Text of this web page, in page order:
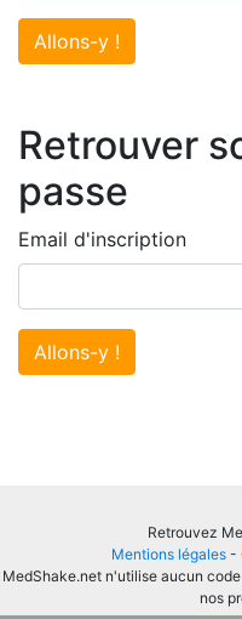
Allons-y !
Retrouver
passe
Email d'inscription
Allons-y !
Retrouvez
Mentions légales -
MedShake.net n'utilise aucun
nos